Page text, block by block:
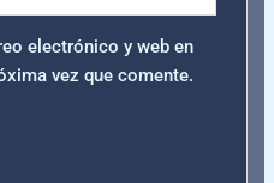
electrónico y web en
vez que comente.